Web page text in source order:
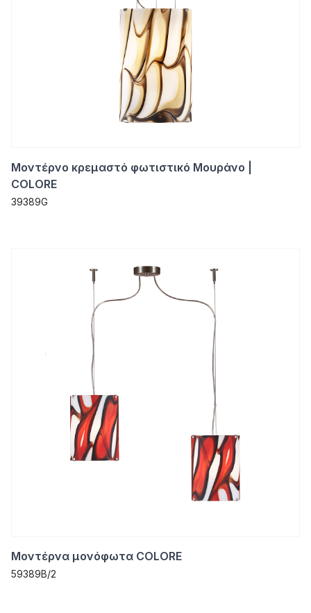
Μοντέρνο κρεμαστό φωτιστικό Μουράνο |
COLORE
39389G
Μοντέρνα μονόφωτα COLORE
59389B/2